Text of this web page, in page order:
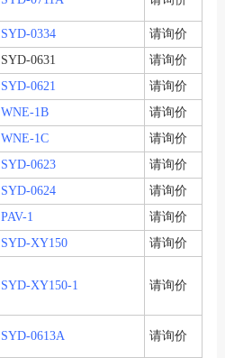
SYD-0334
请询价
SYD-0631
请询价
SYD-0621
请询价
WNE-1B
请询价
WNE-1C
请询价
SYD-0623
请询价
SYD-0624
请询价
PAV-1
请询价
SYD-XY150 请询价
SYD-XY150-1 请询价
SYD-0613A 请询价